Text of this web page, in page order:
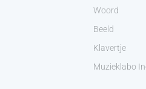
Woord
Beeld
Klavertje
Muzieklabo